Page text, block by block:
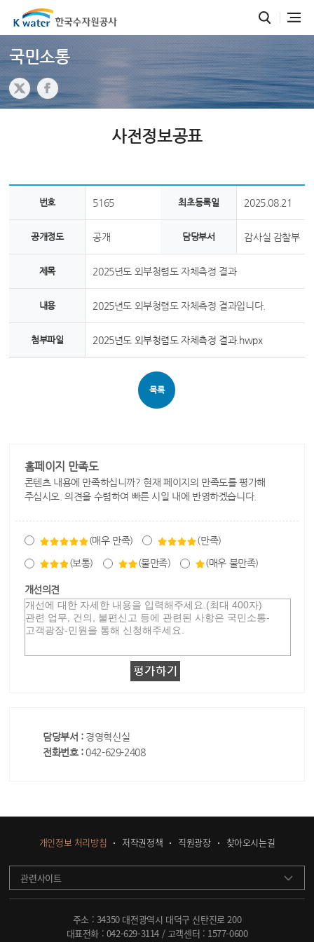
국민소통
사전정보공표
번호 5165 최초등록일 2025.08.21
공개정도 공개 담당부서 감사실 감찰부
제목 2025년도 외부청렴도 자체측정 결과
내용 2025년도 외부청렴도 자체측정 결과입니다.
첨부파일 2025년도 외부청렴도 자체측정 결과.hwpx
목록
홈페이지 만족도
콘텐츠 내용에 만족하십니까? 현재 페이지의 만족도를 평가해
주십시오. 의견을 수렴하여 빠른 시일 내에 반영하겠습니다.
(매우 만족) (만족)
(보통) (불만족) (매우 불만족)
개선의견
담당부서 : 경영혁신실
전화번호 : 042-629-2408
개인정보 처리방침 저작권정책 직원광장 찾아오시는길
관련사이트
주소 : 34350 대전광역시 대덕구 신탄진로 200
대표전화 : 042-629-3114 / 고객센터 : 1577-0600